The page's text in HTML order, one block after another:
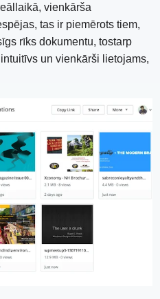
vienkārša
tas ir piemērots tiem,
rīks dokumentu, tostarp
un vienkārši lietojams,